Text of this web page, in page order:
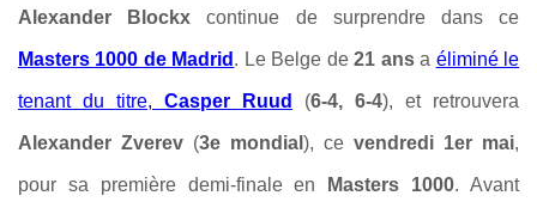
Alexander Blockx continue de surprendre dans ce
Masters 1000 de Madrid . Le Belge de21 ansa éliminé le
tenant du titre, Casper Ruud (6-4, 6-4), et retrouvera
Alexander Zverev (3e mondial ), ce vendredi 1er mai,
pour sa première demi-finale en Masters 1000. Avant